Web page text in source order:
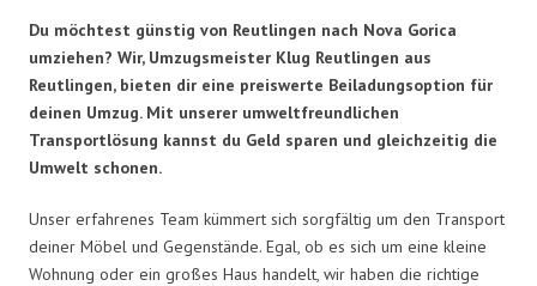
Du möchtest günstig von Reutlingen nach Nova Gorica
umziehen? Wir, Umzugsmeister Klug Reutlingen aus
Reutlingen, bieten dir eine preiswerte Beiladungsoption für
deinen Umzug. Mit unserer umweltfreundlichen
Transportlösung kannst du Geld sparen und gleichzeitig die
Umwelt schonen.
Unser erfahrenes Team kümmert sich sorgfältig um den Transport
deiner Möbel und Gegenstände. Egal, ob es sich um eine kleine
Wohnung oder ein großes Haus handelt, wir haben die richtige